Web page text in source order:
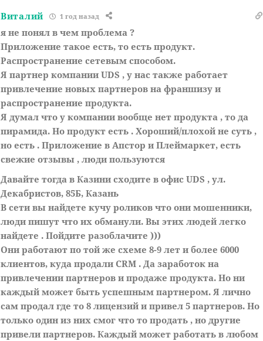
Виталий 1 год назад
я не понял в чем проблема ?
Приложение такое есть, то есть продукт.
Распространение сетевым способом.
Я партнер компании UDS , у нас также работает
привлечение новых партнеров на франшизу и
распространение продукта.
Я думал что у компании вообще нет продукта , то да
пирамида. Но продукт есть . Хороший/плохой не суть ,
но есть . Приложение в Апстор и Плеймаркет, есть
свежие отзывы , люди пользуются
Давайте тогда в Казини сходите в офис UDS , ул.
Декабристов, 85Б, Казань
В сети вы найдете кучу роликов что они мошенники,
люди пишут что их обманули. Вы этих людей легко
найдете . Пойдите разоблачите )))
Они работают по той же схеме 8-9 лет и более 6000
клиентов, куда продали CRM . Да заработок на
привлечении партнеров и продаже продукта. Но ни
каждый может быть успешным партнером. Я лично
сам продал где то 8 лицензий и привел 5 партнеров. Но
только один из них смог что то продать , но другие
привели партнеров. Каждый может работать в любом